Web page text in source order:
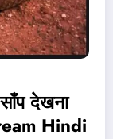
देखना
Hindi